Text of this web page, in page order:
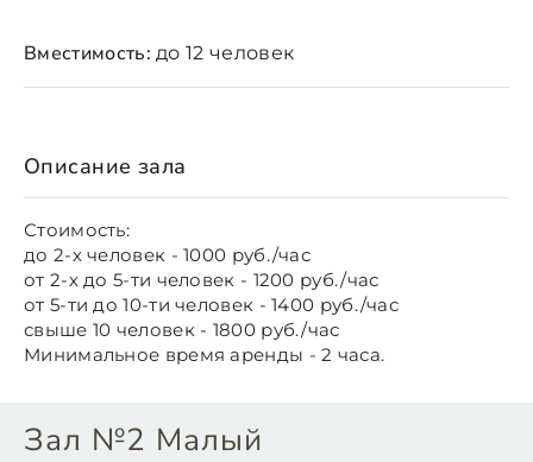
Вместимость: до 12 человек
Описание зала
Стоимость:
до 2-х человек - 1000 руб./час
от 2-х до 5-ти человек - 1200 руб./час
от 5-ти до 10-ти человек - 1400 руб./час
свыше 10 человек - 1800 руб./час
Минимальное время аренды - 2 часа.
Зал №2 Малый